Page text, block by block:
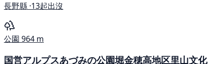
長野縣 ·13起出沒
公園 964 m
国営アルプスあづみの公園堀金穂高地区里山文化